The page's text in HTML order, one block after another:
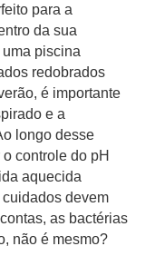
para a
da sua
piscina
redobrados
é importante
e a
longo desse
controle do pH
aquecida
devem
as bactérias
não é mesmo?